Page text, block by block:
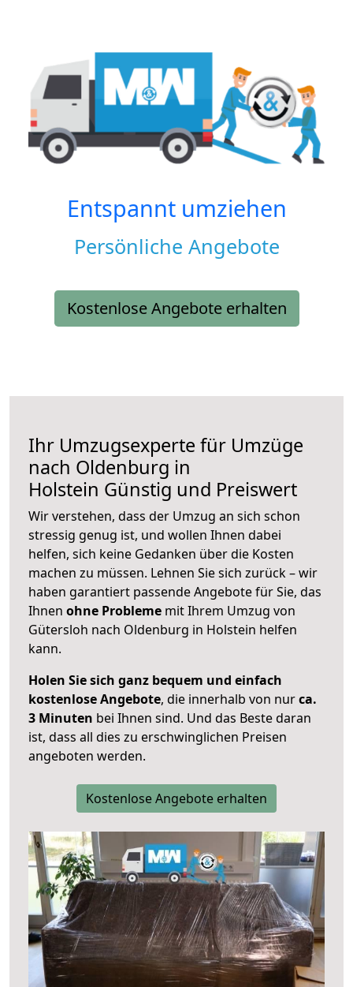
Entspannt umziehen
Persönliche Angebote
Kostenlose Angebote erhalten
Ihr Umzugsexperte für Umzüge
nach Oldenburg in
Holstein Günstig und Preiswert
Wir verstehen, dass der Umzug an sich schon
stressig genug ist, und wollen Ihnen dabei
helfen, sich keine Gedanken über die Kosten
machen zu müssen. Lehnen Sie sich zurück – wir
haben garantiert passende Angebote für Sie, das
Ihnen ohne Probleme mit Ihrem Umzug von
Gütersloh nach Oldenburg in Holstein helfen
kann.
Holen Sie sich ganz bequem und einfach
kostenlose Angebote, die innerhalb von nurca.
3 Minuten bei Ihnen sind. Und das Beste daran
ist, dass all dies zu erschwinglichen Preisen
angeboten werden.
Kostenlose Angebote erhalten